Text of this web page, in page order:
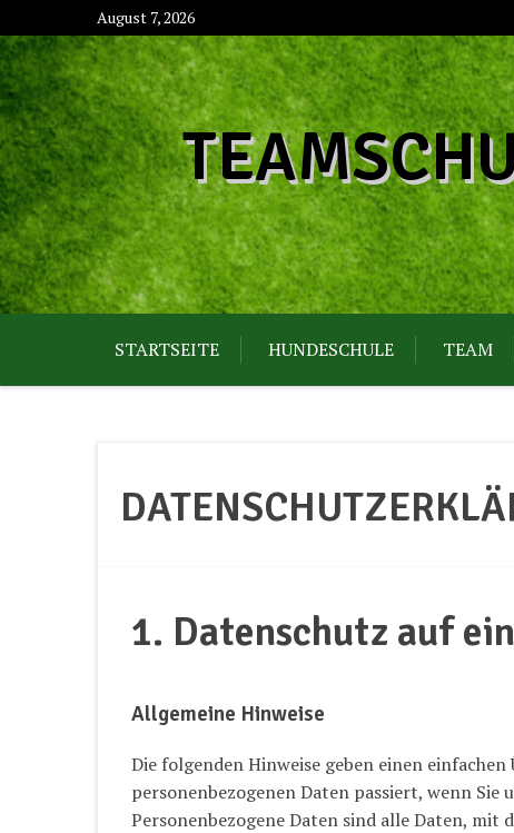
to
content
August 7, 2026
STARTSEITE HUNDESCHULE TEAM
1. Datenschutz auf
Allgemeine Hinweise
Die folgenden Hinweise geben einen
personenbezogenen Daten passiert, wenn Sie
Personenbezogene Daten sind alle Daten, mit